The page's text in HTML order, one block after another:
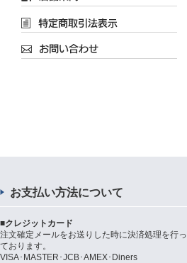
お支払い方法について
■クレジットカード
注文確定メールをお送りした時に決済処理を行っ
ております。
VISA･MASTER･JCB･AMEX･Diners